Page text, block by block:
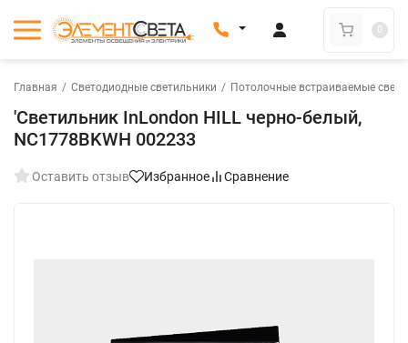
0
Главная / Светодиодные светильники / Потолочные встраиваемые
'Светильник InLondon HILL черно-белый,
NC1778BKWH 002233
Оставить отзыв Избранное Сравнение